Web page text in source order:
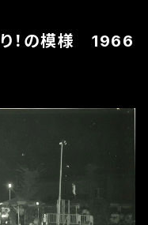
り！の模様 1966